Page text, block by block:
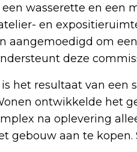
wasserette en een
en
aangemoedigd om
deze
het resultaat van een
ontwikkelde het
na oplevering
gebouw aan te kopen.